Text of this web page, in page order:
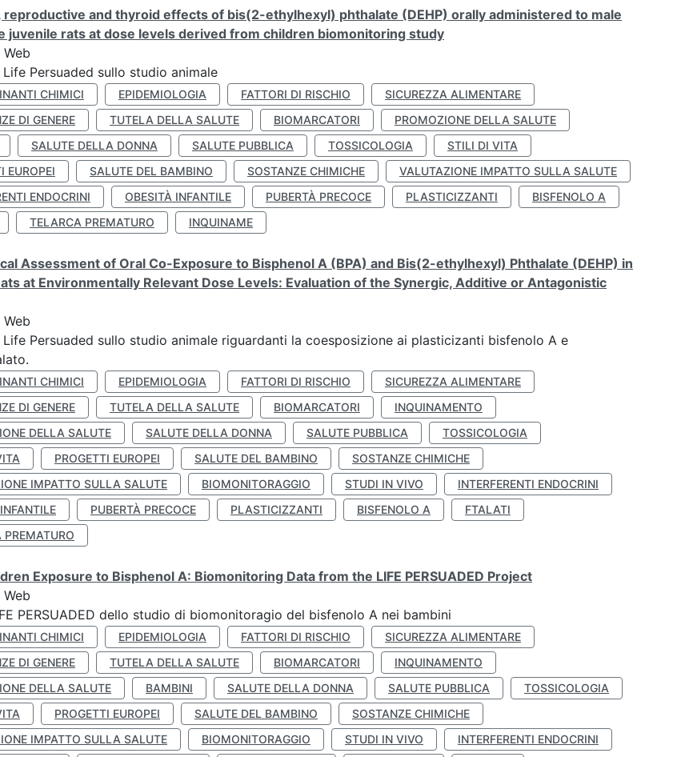
reproductive and thyroid effects of bis(2-ethylhexyl) phthalate (DEHP) orally administered to male
juvenile rats at dose levels derived from children biomonitoring study
Persuaded sullo studio animale
CHIMICI EPIDEMIOLOGIA FATTORI DI RISCHIO
SICUREZZA ALIMENTARE
DI GENERE
TUTELA DELLA SALUTE BIOMARCATORI
PROMOZIONE DELLA SALUTE
SALUTE DELLA DONNA SALUTE PUBBLICA TOSSICOLOGIA
STILI DI VITA
EUROPEI
SALUTE DEL BAMBINO SOSTANZE CHIMICHE
VALUTAZIONE IMPATTO SULLA SALUTE
ENDOCRINI
OBESITÀ INFANTILE PUBERTÀ PRECOCE PLASTICIZZANTI
BISFENOLO A
TELARCA PREMATURO INQUINAME
Assessment of Oral Co-Exposure to Bisphenol A (BPA) and Bis(2-ethylhexyl) Phthalate (DEHP) in
at Environmentally Relevant Dose Levels: Evaluation of the Synergic, Additive or Antagonistic
Persuaded sullo studio animale riguardanti la coesposizione ai plasticizanti bisfenolo A e
CHIMICI EPIDEMIOLOGIA FATTORI DI RISCHIO
SICUREZZA ALIMENTARE
DI GENERE
TUTELA DELLA SALUTE BIOMARCATORI
INQUINAMENTO
DELLA SALUTE
SALUTE DELLA DONNA SALUTE PUBBLICA
TOSSICOLOGIA
PROGETTI EUROPEI SALUTE DEL BAMBINO
SOSTANZE CHIMICHE
IMPATTO SULLA SALUTE
BIOMONITORAGGIO STUDI IN VIVO
INTERFERENTI ENDOCRINI
PUBERTÀ PRECOCE PLASTICIZZANTI BISFENOLO A
FTALATI
PREMATURO
Exposure to Bisphenol A: Biomonitoring Data from the LIFE PERSUADED Project
PERSUADED dello studio di biomonitoragio del bisfenolo A nei bambini
CHIMICI EPIDEMIOLOGIA FATTORI DI RISCHIO
SICUREZZA ALIMENTARE
DI GENERE
TUTELA DELLA SALUTE BIOMARCATORI
INQUINAMENTO
DELLA SALUTE
BAMBINI SALUTE DELLA DONNA SALUTE PUBBLICA
TOSSICOLOGIA
PROGETTI EUROPEI SALUTE DEL BAMBINO
SOSTANZE CHIMICHE
IMPATTO SULLA SALUTE
BIOMONITORAGGIO STUDI IN VIVO
INTERFERENTI ENDOCRINI